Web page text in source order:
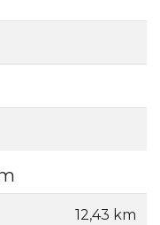
12,43 km